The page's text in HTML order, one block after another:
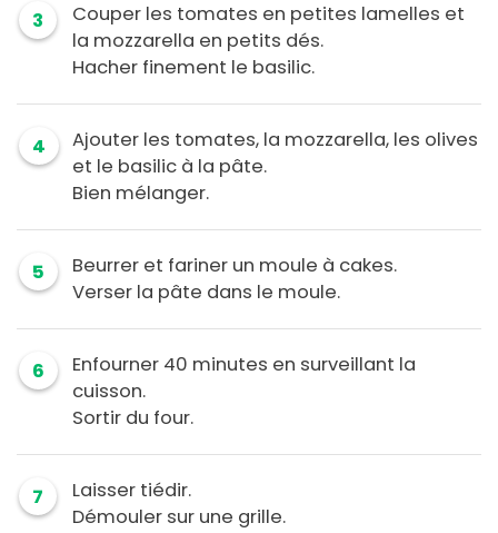
3
Couper les tomates en petites lamelles et
la mozzarella en petits dés.
Hacher finement le basilic.
4
Ajouter les tomates, la mozzarella, les olives
et le basilic à la pâte.
Bien mélanger.
5
Beurrer et fariner un moule à cakes.
Verser la pâte dans le moule.
6
Enfourner 40 minutes en surveillant la
cuisson.
Sortir du four.
7
Laisser tiédir.
Démouler sur une grille.